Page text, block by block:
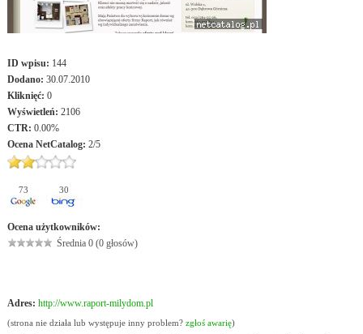
ID wpisu: 144
Dodano: 30.07.2010
Kliknięć: 0
Wyświetleń: 2106
CTR: 0.00%
Ocena NetCatalog: 2/5
73 30
Ocena użytkowników:
Średnia 0 (0 głosów)
Adres: http://www.raport-milydom.pl
(strona nie działa lub występuje inny problem? zgłoś awarię)